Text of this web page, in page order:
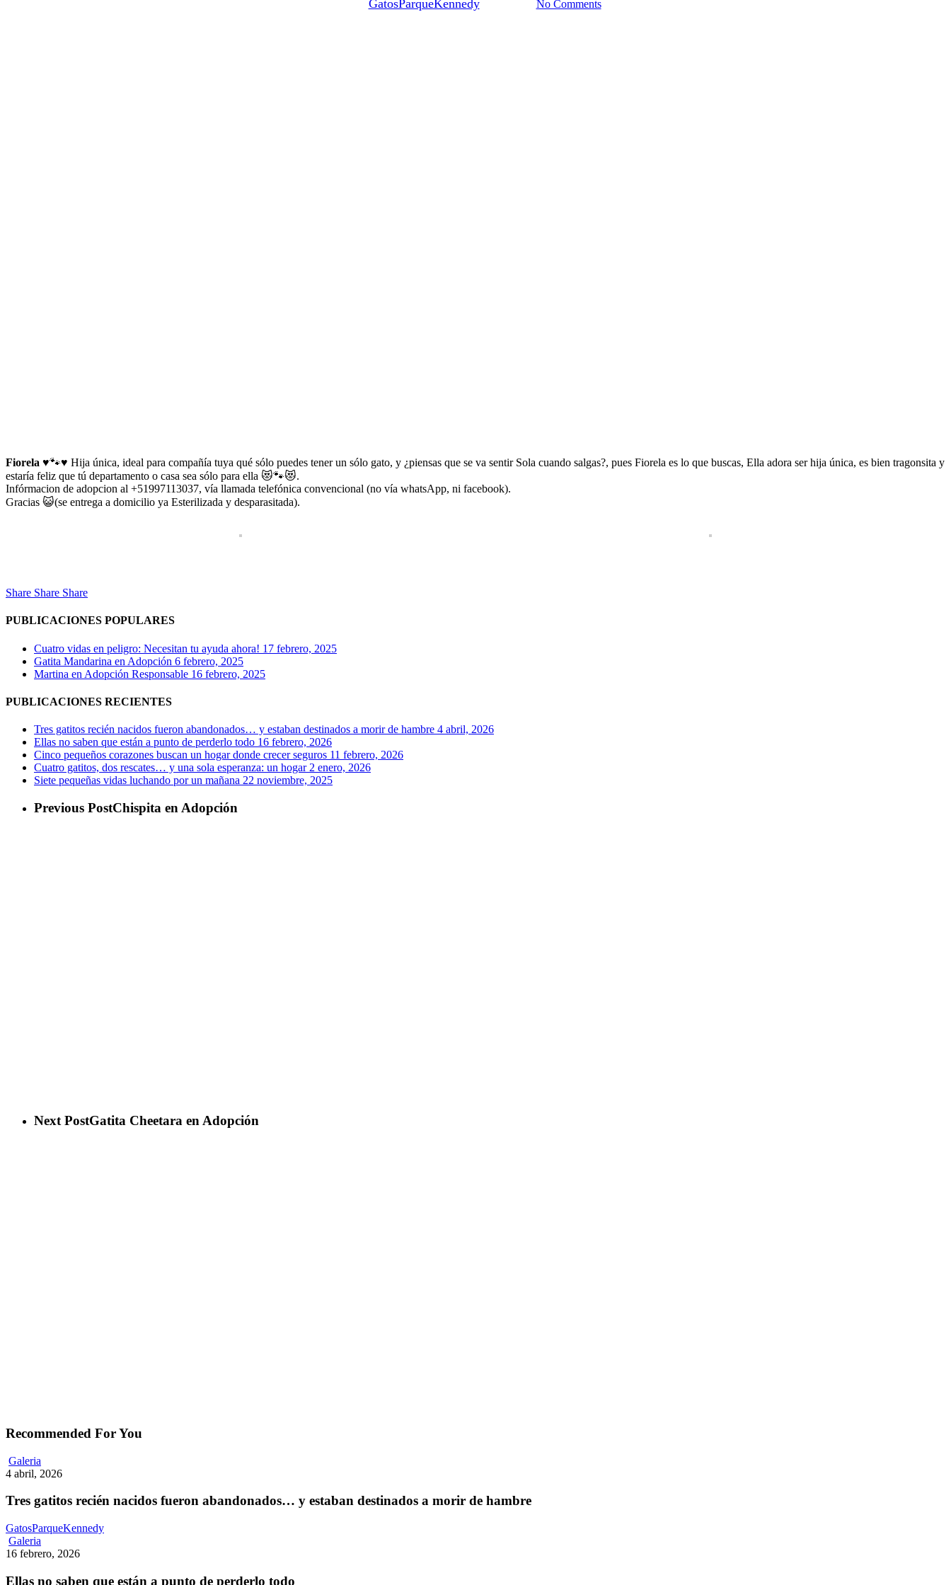
GatosParqueKennedy4 julio, 2020 No Comments
Fiorela ♥️🐾♥️ Hija única, ideal para compañía tuya qué sólo puedes tener un sólo gato, y ¿piensas que se va sentir Sola cuando salgas?, pues Fiorela es lo que buscas, Ella adora ser hija única, es bien tragonsita y
estaría feliz que tú departamento o casa sea sólo para ella 😻🐾😻.
Infórmacion de adopcion al +51997113037, vía llamada telefónica convencional (no vía whatsApp, ni facebook).
Gracias 😺(se entrega a domicilio ya Esterilizada y desparasitada).
Share Share Share
PUBLICACIONES POPULARES
Cuatro vidas en peligro: Necesitan tu ayuda ahora! 17 febrero, 2025
Gatita Mandarina en Adopción 6 febrero, 2025
Martina en Adopción Responsable 16 febrero, 2025
PUBLICACIONES RECIENTES
Tres gatitos recién nacidos fueron abandonados… y estaban destinados a morir de hambre 4 abril, 2026
Ellas no saben que están a punto de perderlo todo 16 febrero, 2026
Cinco pequeños corazones buscan un hogar donde crecer seguros 11 febrero, 2026
Cuatro gatitos, dos rescates… y una sola esperanza: un hogar 2 enero, 2026
Siete pequeñas vidas luchando por un mañana 22 noviembre, 2025
Previous PostChispita en Adopción
Next PostGatita Cheetara en Adopción
Recommended For You
Galeria
gatitos
nacidos
abandonados…
y
estaban
destinados
4 abril, 2026
Tres gatitos recién nacidos fueron abandonados… y estaban destinados a morir de hambre
GatosParqueKennedy
Galeria
no
que
16 febrero, 2026
Ellas no saben que están a punto de perderlo todo